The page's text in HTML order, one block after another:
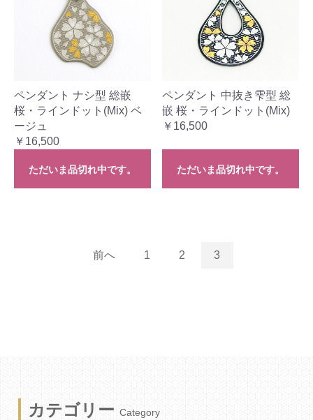
ペンダント ナシ型 総嵌
桜・ラインドット(Mix) ベ
ージュ
￥16,500
ただいま品切れ中です。
ペンダント 中抜き雫型 総
嵌 桜・ラインドット(Mix)
￥16,500
ただいま品切れ中です。
前へ 1 2 3
カテゴリーCategory